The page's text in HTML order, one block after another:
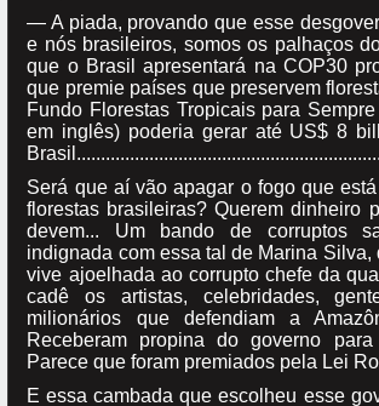
— A piada, provando que esse
e nós brasileiros, somos os palhaços
que o Brasil apresentará na COP30
que premie países que preservem
Fundo Florestas Tropicais para
em inglês) poderia gerar até US$ 8
Será que aí vão apagar o fogo que
florestas brasileiras? Querem dinheiro
devem... Um bando de corruptos
indignada com essa tal de Marina Silva,
vive ajoelhada ao corrupto chefe da
cadê os artistas, celebridades,
milionários que defendiam a
Receberam propina do governo
Parece que foram premiados pela Lei
E essa cambada que escolheu esse